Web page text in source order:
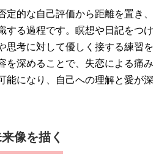
定的な自己評価から距離を置き、
する過程です。瞑想や日記をつけ
思考に対して優しく接する練習を
を深めることで、失恋による痛み
能になり、自己への理解と愛が深
像を描く